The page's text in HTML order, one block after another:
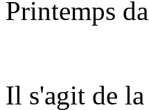
Printemps
Il s'agit de